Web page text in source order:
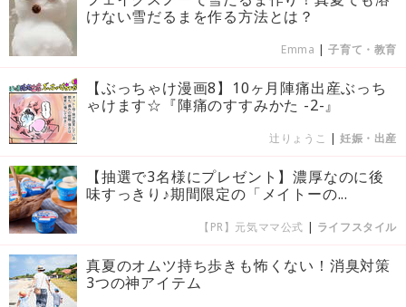
けない雪だるまを作る方法とは？
Emma |子育て・教育
【ぶっちゃけ漫画8】10ヶ月陣痛出産ぶっち
ゃけます☆『陣痛のすすみかた -2-』
辻りょうこ | 妊娠・出産
【抽選で3名様にプレゼント】濃厚なのに後
味すっきり♪期間限定の「メイトーの...
【PR】元気ママ公式 | ライフスタイル
真夏のオムツ持ち歩きも怖くない！消臭対策
3つの神アイテム